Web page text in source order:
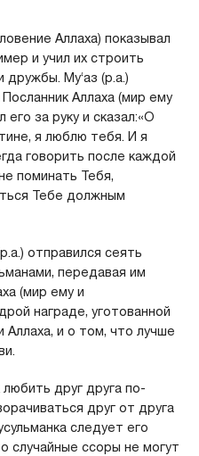
Аллаха) показывал
и учил их строить
Му‘аз (р.а.)
Аллаха (мир ему
его за руку и сказал:«О
я люблю тебя. И я
говорить после каждой
поминать Тебя,
Тебе должным
отправился сеять
передавая им
(мир ему и
награде, уготованной
и о том, что лучше
друг друга по-
друг от друга
следует его
случайные ссоры не могут